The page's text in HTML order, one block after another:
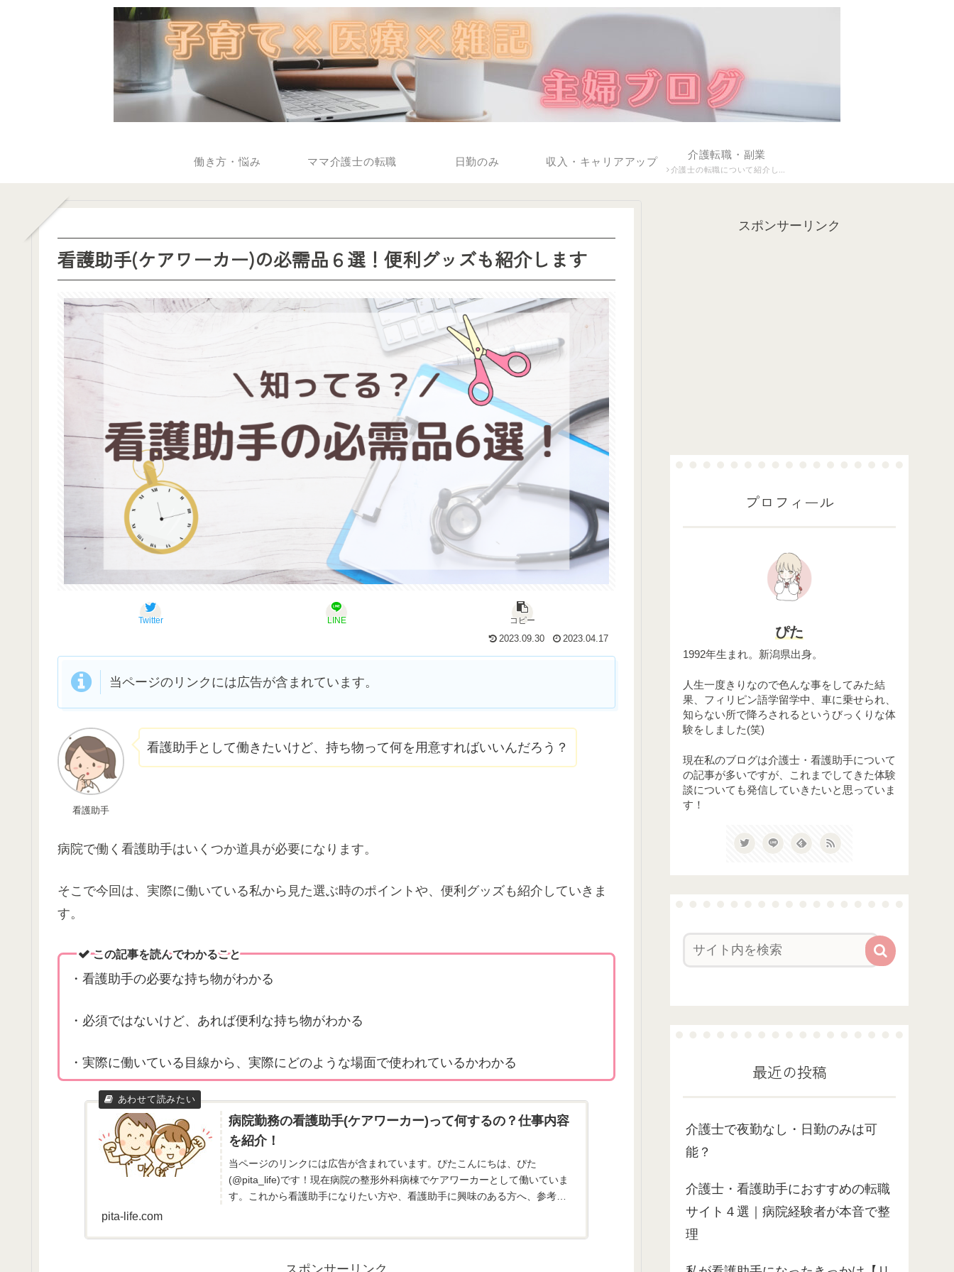
働き方・悩み ママ介護士の転職 日勤のみ 収入・キャリアアップ
介護転職・副業
介護士の転職について紹介して
看護助手(ケアワーカー)の必需品６選！便利グッズも紹介します
Twitter LINE
コピー
2023.09.30
2023.04.17
当ページのリンクには広告が含まれています。
看護助手
看護助手として働きたいけど、持ち物って何を用意すればいいんだろう？
病院で働く看護助手はいくつか道具が必要になります。
そこで今回は、実際に働いている私から見た選ぶ時のポイントや、便利グッズも紹介していきま
す。
この記事を読んでわかること
・看護助手の必要な持ち物がわかる
・必須ではないけど、あれば便利な持ち物がわかる
・実際に働いている目線から、実際にどのような場面で使われているかわかる
病院勤務の看護助手(ケアワーカー)って何するの？仕事内容
を紹介！
当ページのリンクには広告が含まれています。ぴたこんにちは、ぴた
(@pita_life)です！現在病院の整形外科病棟でケアワーカーとして働いていま
す。これから看護助手になりたい方や、看護助手に興味のある方へ、参考に
pita-life.com
スポンサーリンク
プロフィール
ぴた
1992年生まれ。新潟県出身。
人生一度きりなので色んな事をしてみた結
果、フィリピン語学留学中、車に乗せられ、
知らない所で降ろされるというびっくりな体
験をしました(笑)
現在私のブログは介護士・看護助手について
の記事が多いですが、これまでしてきた体験
談についても発信していきたいと思っていま
す！
最近の投稿
介護士で夜勤なし・日勤のみは可
能？
介護士・看護助手におすすめの転職
サイト４選｜病院経験者が本音で整
理